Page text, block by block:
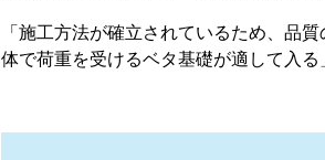
「施工方法が確立されているため、品
体で荷重を受けるベタ基礎が適して入